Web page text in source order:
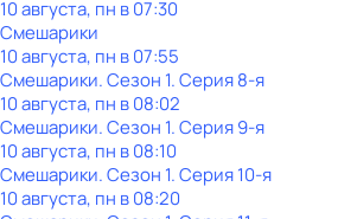
10 августа, пн в 07:30
Смешарики
10 августа, пн в 07:55
Смешарики. Сезон 1. Серия 8-я
10 августа, пн в 08:02
Смешарики. Сезон 1. Серия 9-я
10 августа, пн в 08:10
Смешарики. Сезон 1. Серия 10-я
10 августа, пн в 08:20